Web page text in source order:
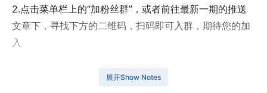
2.点击菜单栏上的“加粉丝群”，或者前往最新一期的推送
文章下，寻找下方的二维码，扫码即可入群，期待您的加
入
展开Show Notes